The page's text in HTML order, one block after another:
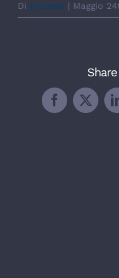
Di process | Maggio
Facebook
X